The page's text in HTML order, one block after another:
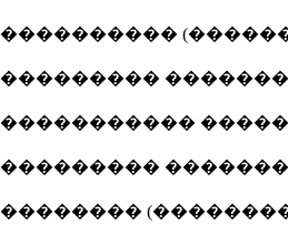
����������
���������
�����������
���������
��������